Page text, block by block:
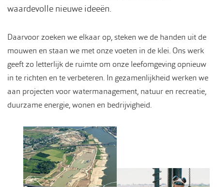
waardevolle nieuwe ideeën.
Daarvoor zoeken we elkaar op, steken we de handen uit de
mouwen en staan we met onze voeten in de klei. Ons werk
geeft zo letterlijk de ruimte om onze leefomgeving opnieuw
in te richten en te verbeteren. In gezamenlijkheid werken we
aan projecten voor watermanagement, natuur en recreatie,
duurzame energie, wonen en bedrijvigheid.